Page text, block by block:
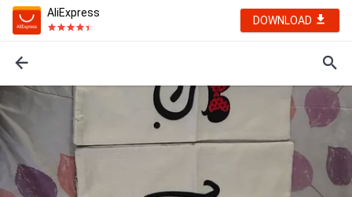
AliExpress
DOWNLOAD